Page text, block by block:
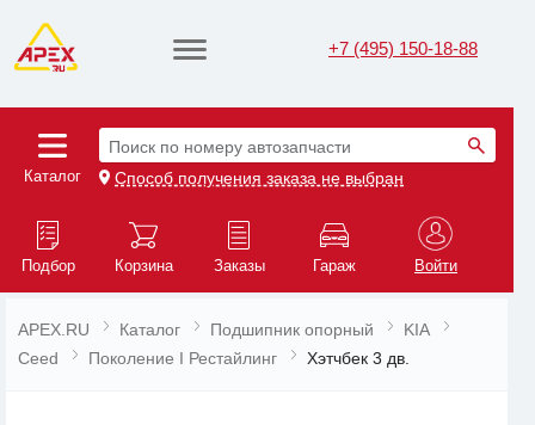
+7 (495) 150-18-88
Каталог
Поиск по номеру автозапчасти
Способ получения заказа не выбран
Подбор Корзина Заказы Гараж Войти
APEX.RU Каталог Подшипник опорный
KIA
Ceed
Поколение I Рестайлинг Хэтчбек 3 дв.